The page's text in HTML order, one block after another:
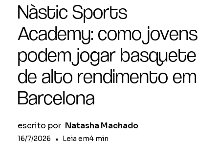
Nàstic Sports
Academy: como jovens
podem jogar basquete
de alto rendimento em
Barcelona
escrito por Natasha Machado
16/7/2026 • Leia em4 min